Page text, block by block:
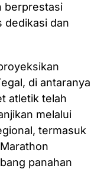
berprestasi
dedikasi dan
di antaranya
atletik telah
melalui
termasuk
panahan